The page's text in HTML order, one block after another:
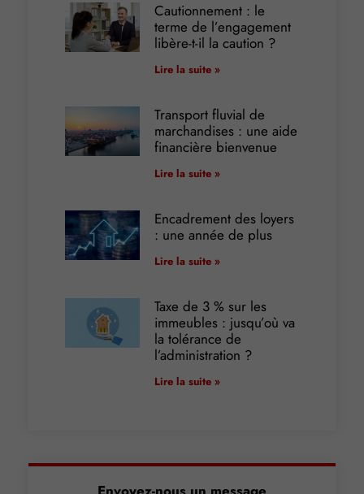
Cautionnement : le
terme de l’engagement
libère-t-il la caution ?
Lire la suite »
Transport fluvial de
marchandises : une aide
financière bienvenue
Lire la suite »
Encadrement des loyers
: une année de plus
Lire la suite »
Taxe de 3 % sur les
immeubles : jusqu’où va
la tolérance de
l’administration ?
Lire la suite »